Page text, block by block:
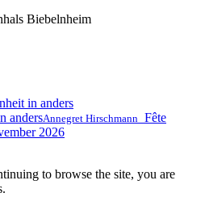
Biebelnheim
in anders
Annegret Hirschmann Fête
2026
to browse the site, you are